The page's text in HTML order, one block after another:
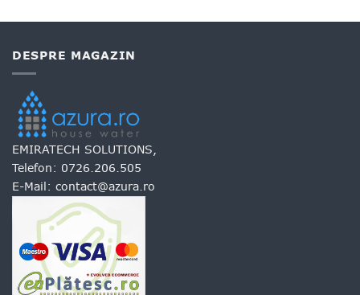
Opțiunile
în
pagina
produsului.
DESPRE MAGAZIN
EMIRATECH SOLUTIONS,
Telefon: 0726.206.505
E-Mail: contact@azura.ro